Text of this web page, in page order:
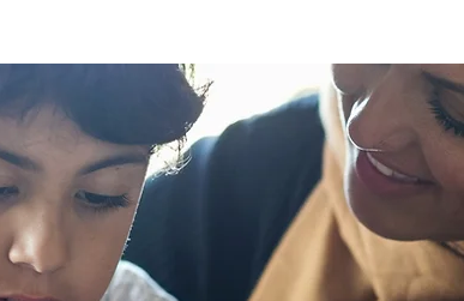
and wellbeing. Schedule regular health
screenings Health check-ups and
screenings are a way of identifying any
health issues or determining whether
someone has a higher chance of
developing a health issue so that ear